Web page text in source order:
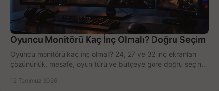
Oyuncu Monitörü Kaç İnç Olmalı? Doğru Seçim
Oyuncu monitörü kaç inç olmalı? 24, 27 ve 32 inç ekranları
çözünürlük, mesafe, oyun türü ve bütçeye göre doğru seçin,
12 Temmuz 2026